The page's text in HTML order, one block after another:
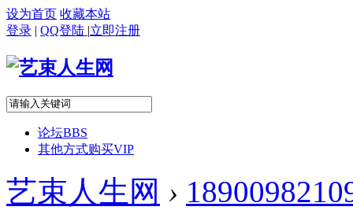
设为首页 收藏本站
登录 | QQ登陆 |立即注册
论坛BBS
其他方式购买VIP
艺束人生网 ›